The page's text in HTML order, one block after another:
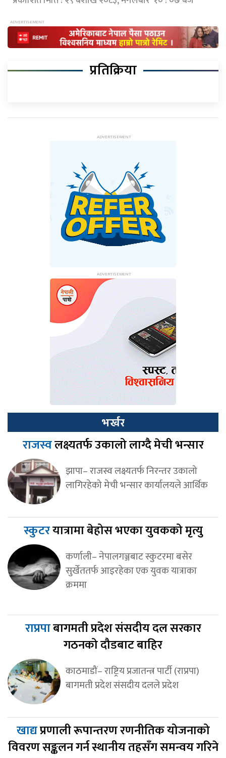
प्रतिक्रिया
भर्खर
राजस्वलक्ष्यतर्फ उकालो लाग्दै मेची भन्सार
झापा– राजस्व लक्ष्यतर्फ निरन्तर उकालो
लागिरहेको मेची भन्सार कार्यालयले आर्थिक
स्कुटरयात्रामा बेहोस भएका युवकको मृत्यु
कर्णाली– नेपालगञ्जबाट स्कुटरमा बसेर
सुर्खेततर्फ आइरहेका एक युवक यात्राका
क्रममा
राप्रपाबागमती प्रदेश संसदीय दल सरकार
गठनको दौडबाट बाहिर
काठमाडौं– राष्ट्रिय प्रजातन्त्र पार्टी (राप्रपा)
बागमती प्रदेश संसदीय दलले प्रदेश
खाद्यप्रणाली रूपान्तरण रणनीतिक योजनाको
विवरण सङ्कलन गर्न स्थानीय तहसँग समन्वय गरिने